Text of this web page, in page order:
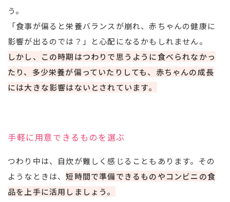
う。
「食事が偏ると栄養バランスが崩れ、赤ちゃんの健康に
影響が出るのでは？」と心配になるかもしれません。
しかし、この時期はつわりで思うように食べられなかっ
たり、多少栄養が偏っていたりしても、赤ちゃんの成長
には大きな影響はないとされています。
手軽に用意できるものを選ぶ
つわり中は、自炊が難しく感じることもあります。その
ようなときは、短時間で準備できるものやコンビニの食
品を上手に活用しましょう。